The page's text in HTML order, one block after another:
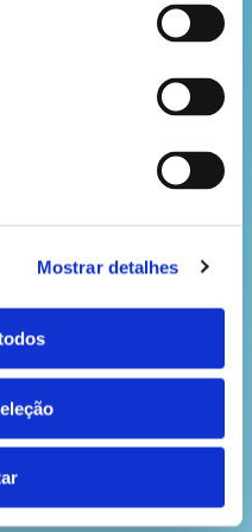
Mostrar detalhes